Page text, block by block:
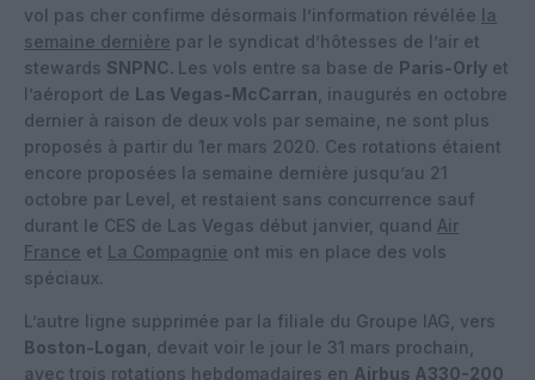
vol pas cher confirme désormais l’information révélée la
semaine dernière par le syndicat d’hôtesses de l’air et
stewards SNPNC. Les vols entre sa base de Paris-Orly et
l’aéroport de Las Vegas-McCarran , inaugurés en octobre
dernier à raison de deux vols par semaine, ne sont plus
proposés à partir du 1er mars 2020. Ces rotations étaient
encore proposées la semaine dernière jusqu’au 21
octobre par Level, et restaient sans concurrence sauf
durant le CES de Las Vegas début janvier, quand Air
France et La Compagnie ont mis en place des vols
spéciaux.
L’autre ligne supprimée par la filiale du Groupe IAG, vers
Boston-Logan , devait voir le jour le 31 mars prochain,
avec trois rotations hebdomadaires en Airbus A330-200